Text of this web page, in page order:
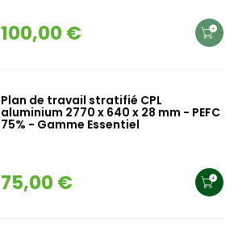
100,00 €
Plan de travail stratifié CPL
aluminium 2770 x 640 x 28 mm - PEFC
75% - Gamme Essentiel
75,00 €